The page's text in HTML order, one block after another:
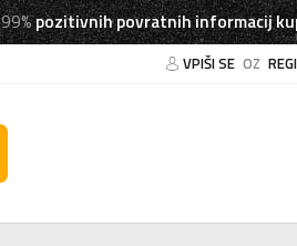
99%pozitivnih povratnih informacij
VPIŠI SE OZ